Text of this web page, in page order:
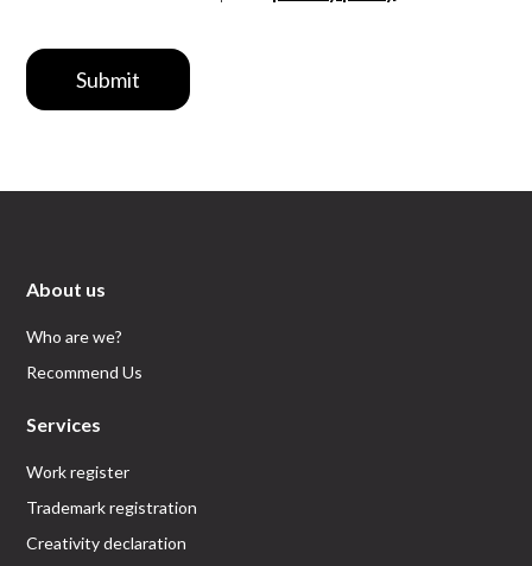
Submit
About us
Who are we?
Recommend Us
Services
Work register
Trademark registration
Creativity declaration